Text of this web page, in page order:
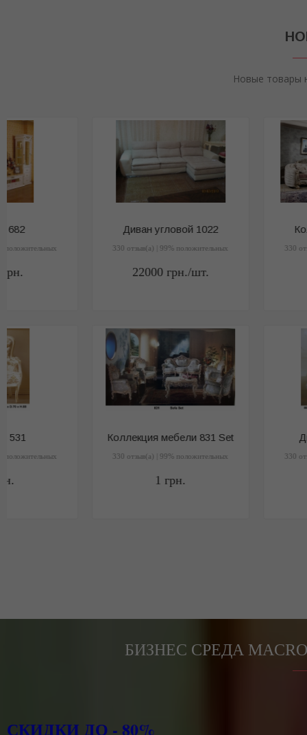
Новые товары
Коллекция мебели 831 Set
330 отзыв(a) | 99% положительных
Витрина CF-8670
330 отзыв(a) | 99%
Витрина 5322
330 отзыв(a) | 99% положительных
Стол F811
330 отзыв(a) | 99%
БИЗНЕС СРЕДА
СКИДКИ ДО - 80%